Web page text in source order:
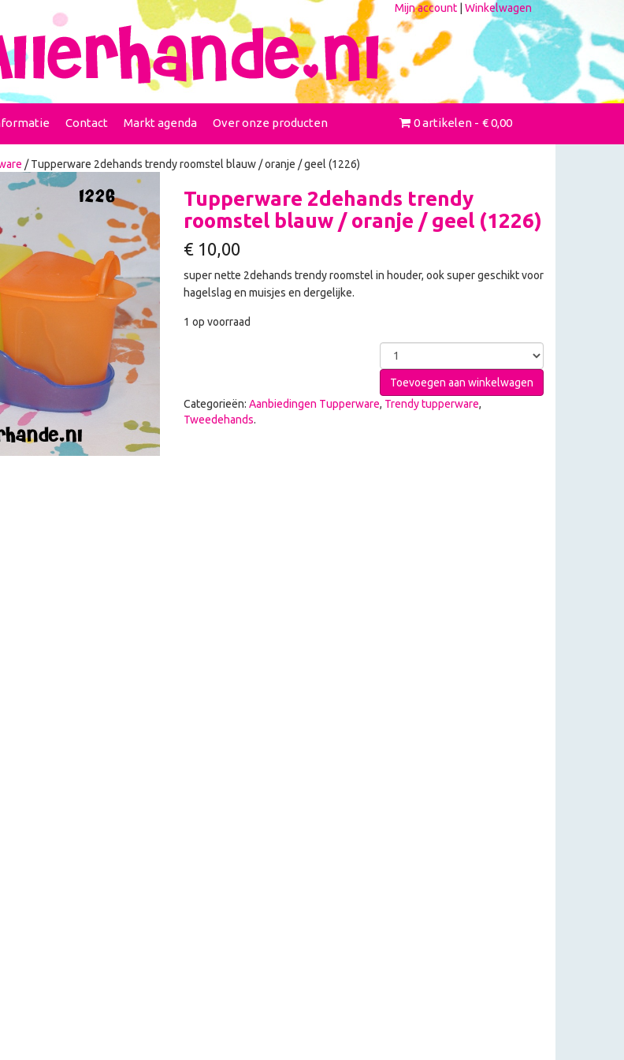
Mijn account Winkelwagen
Contact Markt agenda Over onze producten 0 artikelen € 0,00
/ Tupperware 2dehands trendy roomstel blauw / oranje / geel (1226)
Tupperware 2dehands trendy
roomstel blauw / oranje / geel (1226)
€10,00
super nette 2dehands trendy roomstel in houder, ook super geschikt voor
hagelslag en muisjes en dergelijke.
1 op voorraad
Toevoegen aan winkelwagen
Categorieën: Aanbiedingen Tupperware, Trendy tupperware,
Tweedehands.